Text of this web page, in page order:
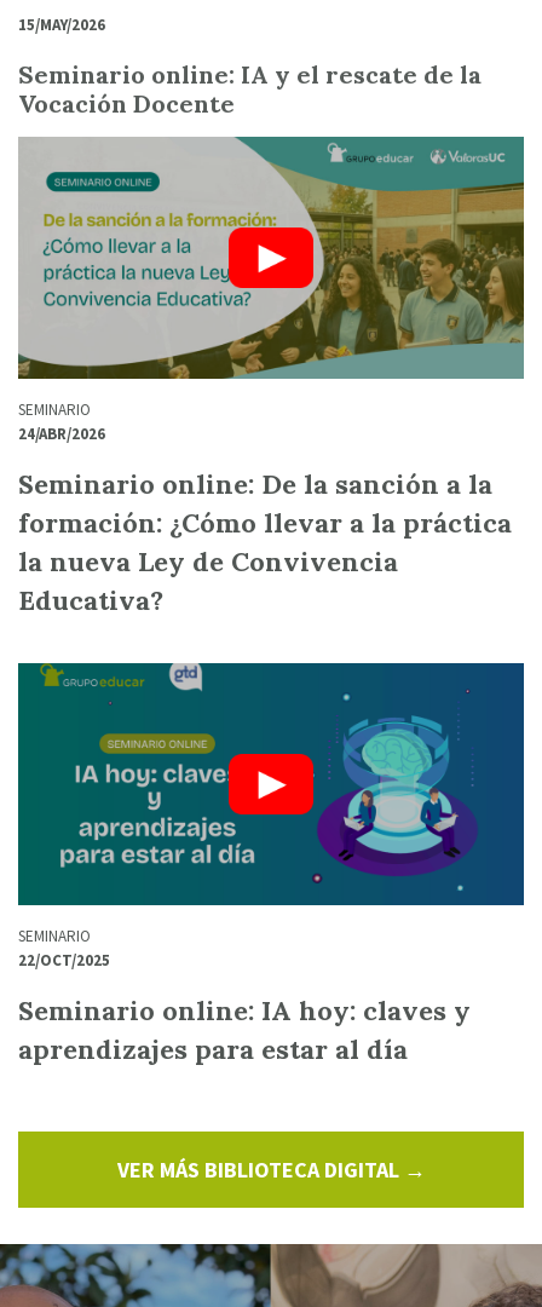
15/MAY/2026
Seminario online: IA y el rescate de la
Vocación Docente
SEMINARIO
24/ABR/2026
Seminario online: De la sanción a la
formación: ¿Cómo llevar a la práctica
la nueva Ley de Convivencia
Educativa?
SEMINARIO
22/OCT/2025
Seminario online: IA hoy: claves y
aprendizajes para estar al día
VER MÁS BIBLIOTECA DIGITAL →